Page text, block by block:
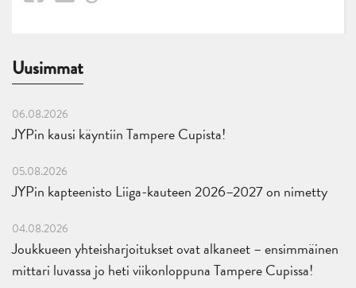
Uusimmat
06.08.2026
JYPin kausi käyntiin Tampere Cupista!
05.08.2026
JYPin kapteenisto Liiga-kauteen 2026–2027 on nimetty
04.08.2026
Joukkueen yhteisharjoitukset ovat alkaneet – ensimmäinen
mittari luvassa jo heti viikonloppuna Tampere Cupissa!